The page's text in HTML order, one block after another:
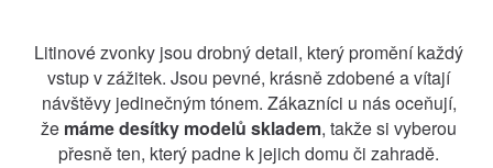
Litinové zvonky jsou drobný detail, který promění každý
vstup v zážitek. Jsou pevné, krásně zdobené a vítají
návštěvy jedinečným tónem. Zákazníci u nás oceňují,
že máme desítky modelů skladem, takže si vyberou
přesně ten, který padne k jejich domu či zahradě.